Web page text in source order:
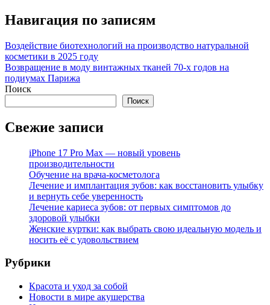
Навигация по записям
Воздействие биотехнологий на производство натуральной
косметики в 2025 году
Возвращение в моду винтажных тканей 70-х годов на
подиумах Парижа
Поиск
Поиск
Свежие записи
iPhone 17 Pro Max — новый уровень
производительности
Обучение на врача-косметолога
Лечение и имплантация зубов: как восстановить улыбку
и вернуть себе уверенность
Лечение кариеса зубов: от первых симптомов до
здоровой улыбки
Женские куртки: как выбрать свою идеальную модель и
носить её с удовольствием
Рубрики
Красота и уход за собой
Новости в мире акушерства